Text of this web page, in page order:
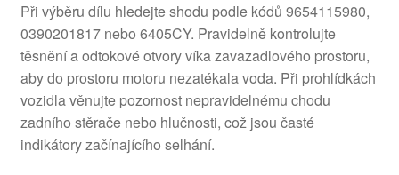
Při výběru dílu hledejte shodu podle kódů 9654115980,
0390201817 nebo 6405CY. Pravidelně kontrolujte
těsnění a odtokové otvory víka zavazadlového prostoru,
aby do prostoru motoru nezatékala voda. Při prohlídkách
vozidla věnujte pozornost nepravidelnému chodu
zadního stěrače nebo hlučnosti, což jsou časté
indikátory začínajícího selhání.